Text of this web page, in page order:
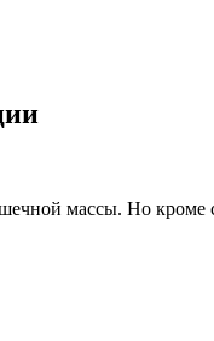
массы. Но кроме